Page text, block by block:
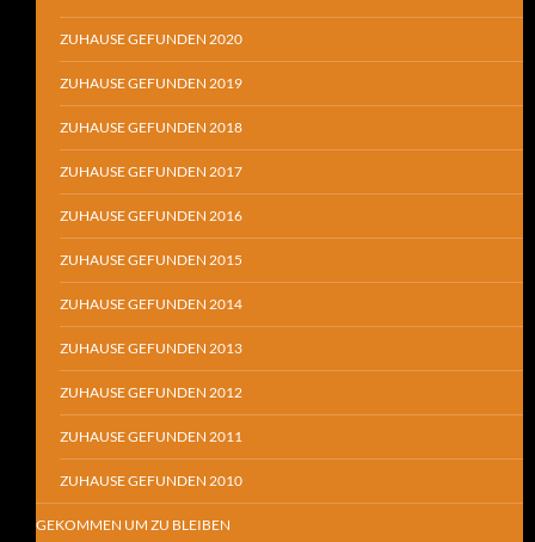
ZUHAUSE GEFUNDEN 2020
ZUHAUSE GEFUNDEN 2019
ZUHAUSE GEFUNDEN 2018
ZUHAUSE GEFUNDEN 2017
ZUHAUSE GEFUNDEN 2016
ZUHAUSE GEFUNDEN 2015
ZUHAUSE GEFUNDEN 2014
ZUHAUSE GEFUNDEN 2013
ZUHAUSE GEFUNDEN 2012
ZUHAUSE GEFUNDEN 2011
ZUHAUSE GEFUNDEN 2010
GEKOMMEN UM ZU BLEIBEN